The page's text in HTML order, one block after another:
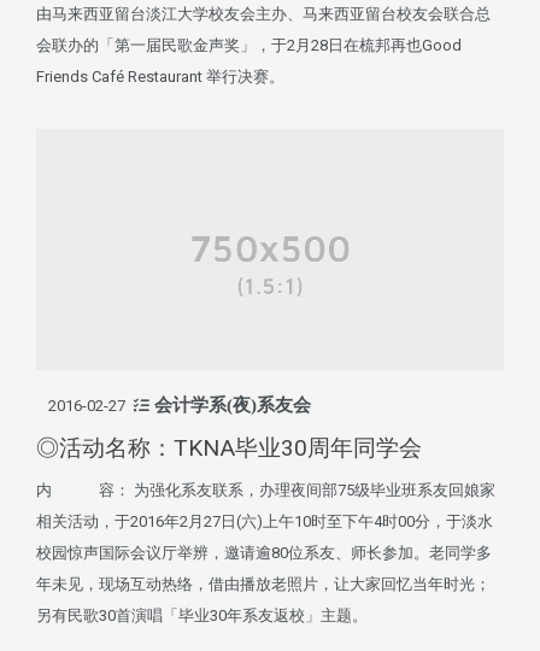
由马来西亚留台淡江大学校友会主办、马来西亚留台校友会联合总
会联办的「第一届民歌金声奖」，于2月28日在梳邦再也Good
Friends Café Restaurant 举行决赛。
2016-02-27 会计学系(夜)系友会
◎活动名称：TKNA毕业30周年同学会
内 容： 为强化系友联系，办理夜间部75级毕业班系友回娘家
相关活动，于2016年2月27日(六)上午10时至下午4时00分，于淡水
校园惊声国际会议厅举辨，邀请逾80位系友、师长参加。老同学多
年未见，现场互动热络，借由播放老照片，让大家回忆当年时光；
另有民歌30首演唱「毕业30年系友返校」主题。